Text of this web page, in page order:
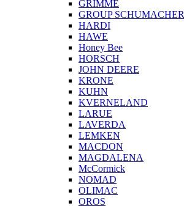
GRIMME
GROUP SCHUMACHER
HARDI
HAWE
Honey Bee
HORSCH
JOHN DEERE
KRONE
KUHN
KVERNELAND
LARUE
LAVERDA
LEMKEN
MACDON
MAGDALENA
McCormick
NOMAD
OLIMAC
OROS